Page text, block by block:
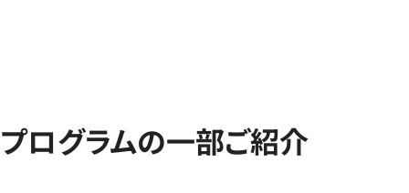
プログラムの一部ご紹介